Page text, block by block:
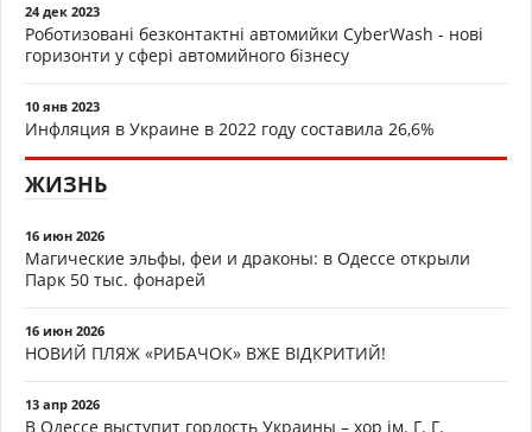
24 дек 2023
Роботизовані безконтактні автомийки CyberWash - нові
горизонти у сфері автомийного бізнесу
10 янв 2023
Инфляция в Украине в 2022 году составила 26,6%
ЖИЗНЬ
16 июн 2026
Магические эльфы, феи и драконы: в Одессе открыли
Парк 50 тыс. фонарей
16 июн 2026
НОВИЙ ПЛЯЖ «РИБАЧОК» ВЖЕ ВІДКРИТИЙ!
13 апр 2026
В Одессе выступит гордость Украины – хор ім. Г. Г.